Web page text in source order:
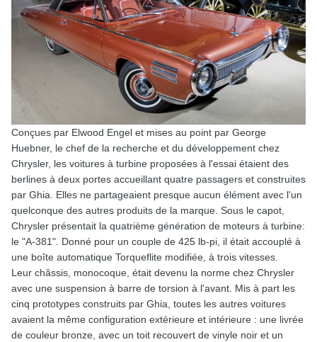
Conçues par Elwood Engel et mises au point par George
Huebner, le chef de la recherche et du développement chez
Chrysler, les voitures à turbine proposées à l'essai étaient des
berlines à deux portes accueillant quatre passagers et construites
par Ghia. Elles ne partageaient presque aucun élément avec l'un
quelconque des autres produits de la marque. Sous le capot,
Chrysler présentait la quatrième génération de moteurs à turbine:
le "A-381". Donné pour un couple de 425 lb-pi, il était accouplé à
une boîte automatique Torqueflite modifiée, à trois vitesses.
Leur châssis, monocoque, était devenu la norme chez Chrysler
avec une suspension à barre de torsion à l'avant. Mis à part les
cinq prototypes construits par Ghia, toutes les autres voitures
avaient la même configuration extérieure et intérieure : une livrée
de couleur bronze, avec un toit recouvert de vinyle noir et un